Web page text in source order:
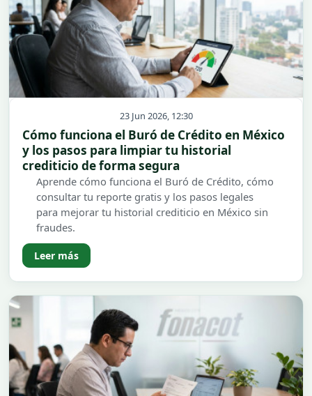
23 Jun 2026, 12:30
Cómo funciona el Buró de Crédito en México
y los pasos para limpiar tu historial
crediticio de forma segura
Aprende cómo funciona el Buró de Crédito, cómo
consultar tu reporte gratis y los pasos legales
para mejorar tu historial crediticio en México sin
fraudes.
Leer más